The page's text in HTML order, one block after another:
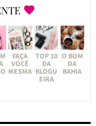
FAÇA
VOCÊ
MESMA
TOP 10
DA
BLOGU
EIRA
O BOM
DA
BAHIA